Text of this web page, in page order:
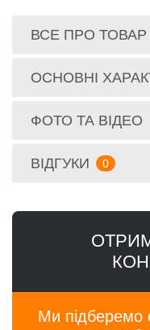
ВСЕ ПРО ТОВАР
ОСНОВНІ
ФОТО ТА ВІДЕО
ВІДГУКИ 0
Ми підберемо